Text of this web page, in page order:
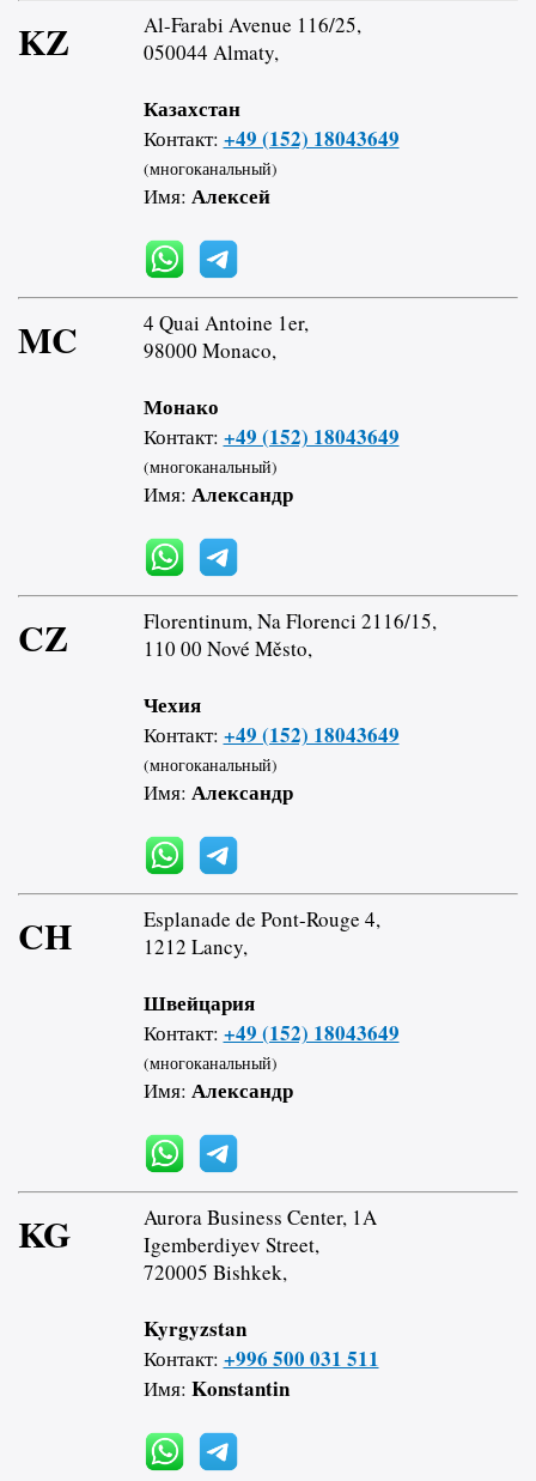
KZ
Al-Farabi Avenue 116/25,
050044 Almaty,
Казахстан
Контакт: +49 (152) 18043649
(многоканальный)
Имя: Алексей
MC
4 Quai Antoine 1er,
98000 Monaco,
Монако
Контакт: +49 (152) 18043649
(многоканальный)
Имя: Александр
CZ
Florentinum, Na Florenci 2116/15,
110 00 Nové Město,
Чехия
Контакт: +49 (152) 18043649
(многоканальный)
Имя: Александр
CH
Esplanade de Pont-Rouge 4,
1212 Lancy,
Швейцария
Контакт: +49 (152) 18043649
(многоканальный)
Имя: Александр
KG
Aurora Business Center, 1A
Igemberdiyev Street,
720005 Bishkek,
Kyrgyzstan
Контакт: +996 500 031 511
Имя: Konstantin